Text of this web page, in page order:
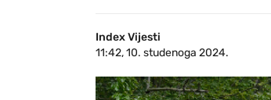
Index Vijesti
11:42, 10. studenoga 2024.